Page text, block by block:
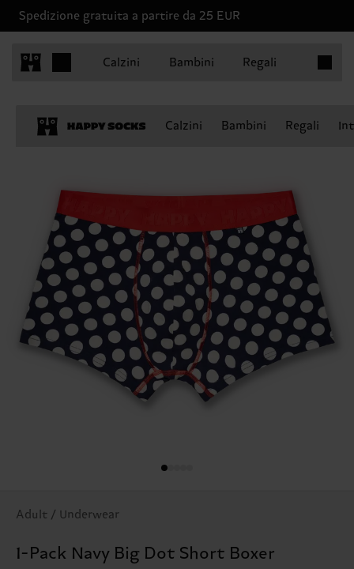
Spedizione gratuita a partire da 25 EUR
Calzini Bambini Regali
Calzini Bambini Regali
Adult / Underwear
1-Pack Navy Big Dot Short Boxer